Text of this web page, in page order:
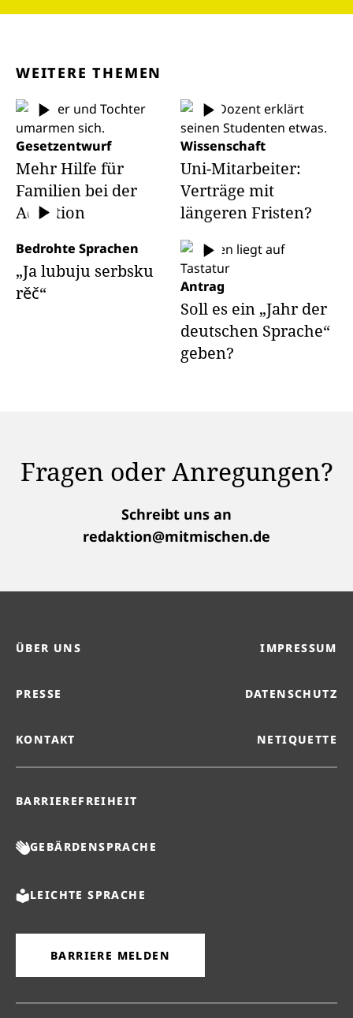
WEITERE THEMEN
Gesetzentwurf
Mehr Hilfe für
Familien bei der
Adoption
Wissenschaft
Uni-Mitarbeiter:
Verträge mit
längeren Fristen?
Bedrohte Sprachen
„Ja lubuju serbsku
rěč“
Antrag
Soll es ein „Jahr der
deutschen Sprache“
geben?
Fragen oder Anregungen?
Schreibt uns an
redaktion@mitmischen.de
ÜBER UNS IMPRESSUM
PRESSE DATENSCHUTZ
KONTAKT NETIQUETTE
BARRIEREFREIHEIT
GEBÄRDENSPRACHE
LEICHTE SPRACHE
BARRIERE MELDEN